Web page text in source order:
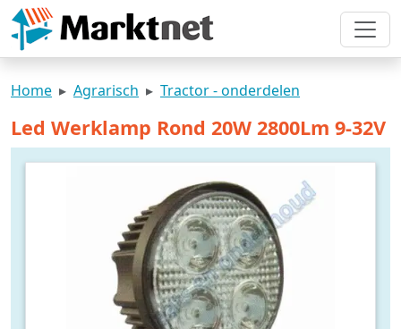
Home Agrarisch Tractor - onderdelen
Led Werklamp Rond 20W 2800Lm 9-32V